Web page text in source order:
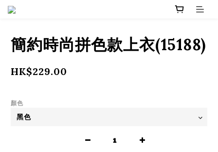
簡約時尚拼色款上衣(15188)
HK$229.00
顏色